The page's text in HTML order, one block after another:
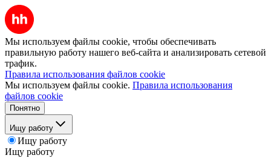
Мы используем файлы cookie, чтобы обеспечивать
правильную работу нашего веб-сайта и анализировать сетевой
трафик.
Правила использования файлов cookie
Мы используем файлы cookie. Правила использования
файлов cookie
Понятно
Ищу работу
Ищу работу
Ищу работу